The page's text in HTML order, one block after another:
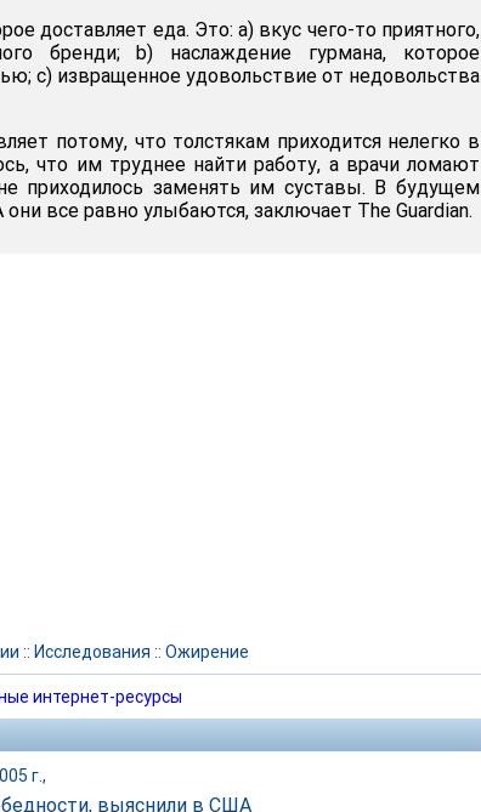
доставляет еда. Это: a) вкус чего-то приятного,
бренди; b) наслаждение гурмана, которое
c) извращенное удовольствие от недовольства
потому, что толстякам приходится нелегко в
что им труднее найти работу, а врачи ломают
приходилось заменять им суставы. В будущем
все равно улыбаются, заключает The Guardian.
:: Исследования :: Ожирение
интернет-ресурсы
г.,
выяснили в США